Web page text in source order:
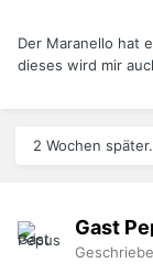
Der Maranello hat
dieses wird mir
2 Wochen
Gast